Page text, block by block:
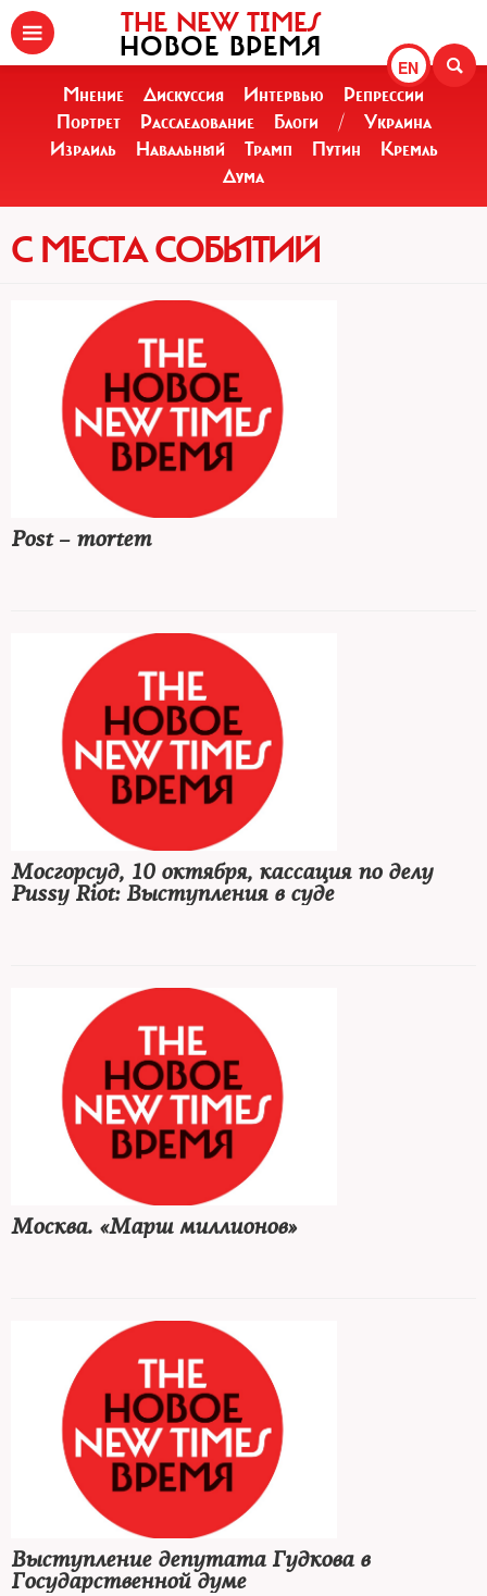
EN
THE NEW TIMES
НОВОЕ ВРЕМЯ
Мнение Дискуссия Интервью
Репрессии
Портрет
Расследование Блоги /
Украина
Израиль
Навальный Трамп Путин
Кремль
Дума
С МЕСТА СОБЫТИЙ
Post – mortem
Мосгорсуд, 10 октября, кассация по делу
Pussy Riot: Выступления в суде
Москва. «Марш миллионов»
Выступление депутата Гудкова в
Государственной думе